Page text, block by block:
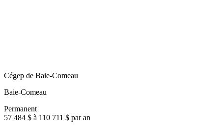
Cégep de Baie-Comeau
Baie-Comeau
Permanent
57 484 $ à 110 711 $ par an